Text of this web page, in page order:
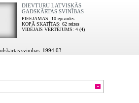
DIEVTURU LATVISKĀS
GADSKĀRTAS SVINĪBAS
PIEEJAMAS: 10 epizodes
KOPĀ SKATĪTAS: 62 reizes
VIDĒJAIS VĒRTĒJUMS: 4 (4)
svinības: 1994.03.